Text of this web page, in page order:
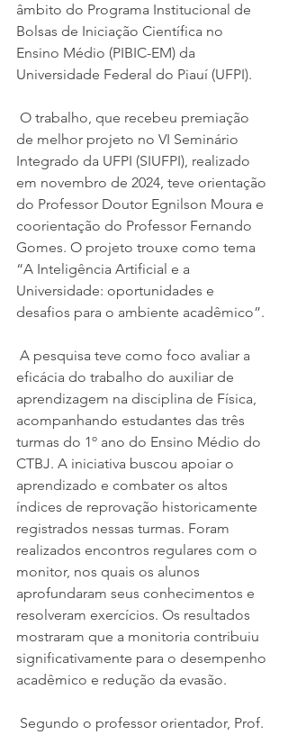
âmbito do Programa Institucional de
Bolsas de Iniciação Científica no
Ensino Médio (PIBIC-EM) da
Universidade Federal do Piauí (UFPI).
de melhor projeto no VI Seminário
Integrado da UFPI (SIUFPI), realizado
em novembro de 2024, teve orientação
do Professor Doutor Egnilson Moura e
coorientação do Professor Fernando
Gomes. O projeto trouxe como tema
“A Inteligência Artificial e a
Universidade: oportunidades e
desafios para o ambiente acadêmico”.
eficácia do trabalho do auxiliar de
aprendizagem na disciplina de Física,
acompanhando estudantes das três
turmas do 1º ano do Ensino Médio do
CTBJ. A iniciativa buscou apoiar o
aprendizado e combater os altos
índices de reprovação historicamente
registrados nessas turmas. Foram
realizados encontros regulares com o
monitor, nos quais os alunos
aprofundaram seus conhecimentos e
resolveram exercícios. Os resultados
mostraram que a monitoria contribuiu
significativamente para o desempenho
acadêmico e redução da evasão.